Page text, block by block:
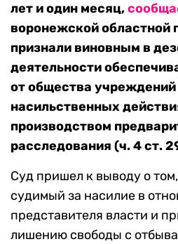
лет и один месяц,
воронежской областной
признали виновным в
деятельности
от общества учреждений
насильственных
производством
расследования (ч. 4 ст.
Суд пришел к выводу о
судимый за насилие в
представителя власти и
лишению свободы с